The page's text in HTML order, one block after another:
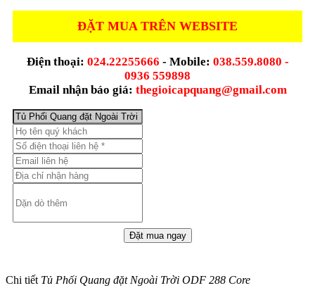
ĐẶT MUA TRÊN WEBSITE
Điện thoại: 024.22255666 - Mobile: 038.559.8080 -
0936 559898
Email nhận báo giá: thegioicapquang@gmail.com
Chi tiết Tủ Phối Quang đặt Ngoài Trời ODF 288 Core